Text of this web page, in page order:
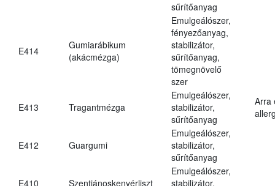
sűrítőanyag
E414
Gumiarábikum
(akácmézga)
Emulgeálószer,
fényezőanyag,
stabilizátor,
sűrítőanyag,
tömegnövelő
szer
E413 Tragantmézga
Emulgeálószer,
stabilizátor,
sűrítőanyag
Arra
E412 Guargumi
Emulgeálószer,
stabilizátor,
sűrítőanyag
E410 Szentjánoskenyérliszt
Emulgeálószer,
stabilizátor,